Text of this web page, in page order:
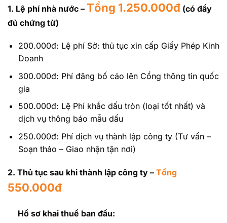
1. Lệ phí nhà nước – Tổng 1.250.000đ (có đầy
đủ chứng từ)
200.000đ: Lệ phí Sở: thủ tục xin cấp Giấy Phép Kinh
Doanh
300.000đ: Phí đăng bố cáo lên Cổng thông tin quốc
gia
500.000đ: Lệ Phí khắc dấu tròn (loại tốt nhất) và
dịch vụ thông báo mẫu dấu
250.000đ: Phí dịch vụ thành lập công ty (Tư vấn –
Soạn thảo – Giao nhận tận nơi)
2. Thủ tục sau khi thành lập công ty – Tổng
550.000đ
Hồ sơ khai thuế ban đầu: